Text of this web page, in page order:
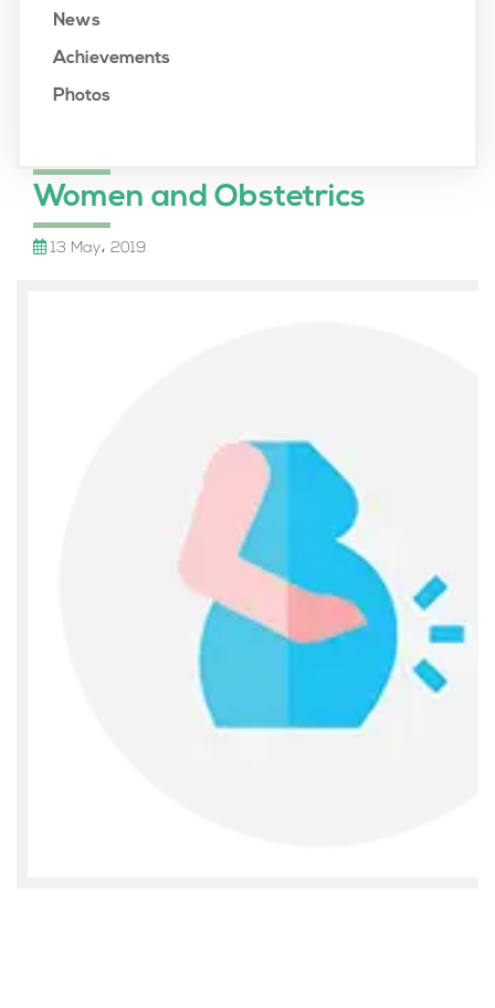
News
Achievements
Photos
Women and Obstetrics
13 May، 2019